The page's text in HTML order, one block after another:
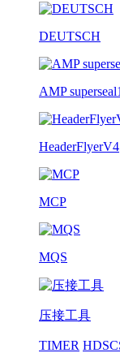
DEUTSCH
AMP
HeaderFlyerV4
MCP
MQS
压接工具
TIMER